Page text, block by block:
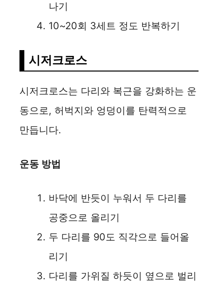
나기
10~20회 3세트 정도 반복하기
시저크로스
시저크로스는 다리와 복근을 강화하는 운
동으로, 허벅지와 엉덩이를 탄력적으로
만듭니다.
운동 방법
바닥에 반듯이 누워서 두 다리를
공중으로 올리기
두 다리를 90도 직각으로 들어올
리기
다리를 가위질 하듯이 옆으로 벌리